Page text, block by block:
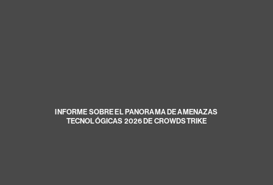
INFORME SOBRE EL PANORAMA DE AMENAZAS
TECNOLÓGICAS 2026 DE CROWDSTRIKE